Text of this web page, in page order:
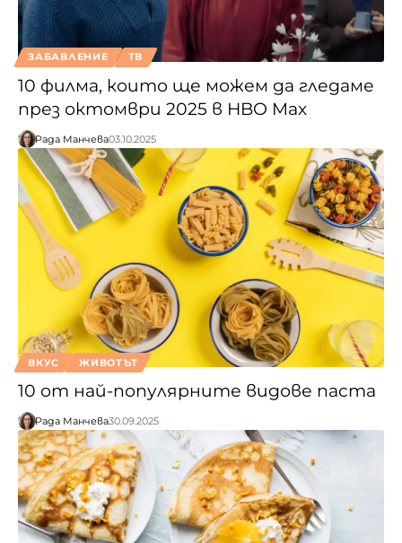
ЗАБАВЛЕНИЕ ТВ
10 филма, които ще можем да гледаме
през октомври 2025 в HBO Max
Рада Манчева03.10.2025
ВКУС ЖИВОТЪТ
10 от най-популярните видове паста
Рада Манчева30.09.2025